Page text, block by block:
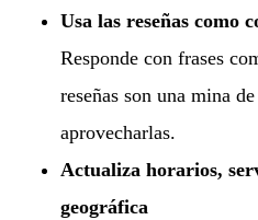
Usa las reseñas como
Responde con frases
reseñas son una mina
aprovecharlas.
Actualiza horarios,
geográfica